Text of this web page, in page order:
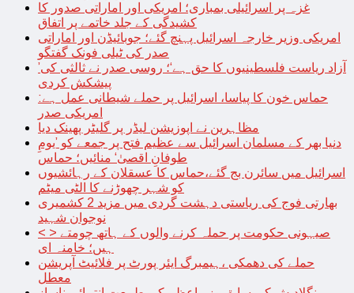
غزہ پر اسرائیلی بمباری؛ امریکی اور اماراتی صدور کا
کشیدگی کے جلد خاتمے پر اتفاق
امریکی وزیر خارجہ اسرائیل پہنچ گئے؛ جوبائیڈن اور اماراتی
صدر کی ٹیلی فونک گفتگو
’آزاد ریاست فلسطینیوں کا حق ہے‘؛ روسی صدر نے ثالثی کی
پیشکش کردی
حماس خون کا پیاسا، اسرائیل پر حملے شیطانی عمل ہے:
امریکی صدر
مظاہرین نے اپوزیشن لیڈر پر گلیٹر پھینک دیا
دنیا بھر کے مسلمان اسرائیل سے عظیم فتح پر جمعے کو ’یومِ
طوفانِ اقصیٰ‘ منائیں؛ حماس
اسرائیل میں سائرن بج گئے،حماس کا عسقلان کے رہائشیوں
کو شہر چھوڑنے کا الٹی میٹم
بھارتی فوج کی ریاستی دہشت گردی میں مزید 2 کشمیری
نوجوان شہید
< > صیہونی حکومت پر حملہ کرنے والوں کے ہاتھ چومتے
ہیں؛ خامنہ ای
حملے کی دھمکی ،ہیمبرگ ایئر پورٹ پر فلائیٹ آپریشن
معطل